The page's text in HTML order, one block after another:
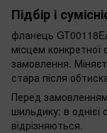
Підбір і
фланець
місцем конкретної
замовлення.
стара після
Перед
шильдику: в однієї
відрізняються.